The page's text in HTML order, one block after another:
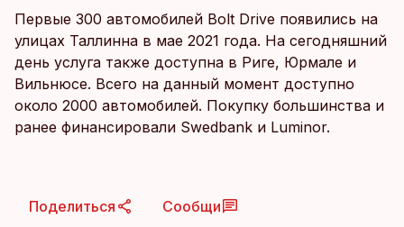
Первые 300 автомобилей Bolt Drive появились на
улицах Таллинна в мае 2021 года. На сегодняшний
день услуга также доступна в Риге, Юрмале и
Вильнюсе. Всего на данный момент доступно
около 2000 автомобилей. Покупку большинства и
ранее финансировали Swedbank и Luminor.
Поделиться Сообщи